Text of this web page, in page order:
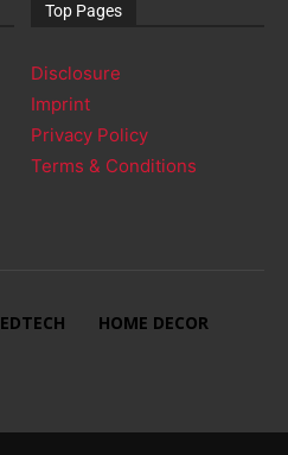
Top Pages
Disclosure
Imprint
Privacy Policy
Terms & Conditions
EDTECH HOME DECOR